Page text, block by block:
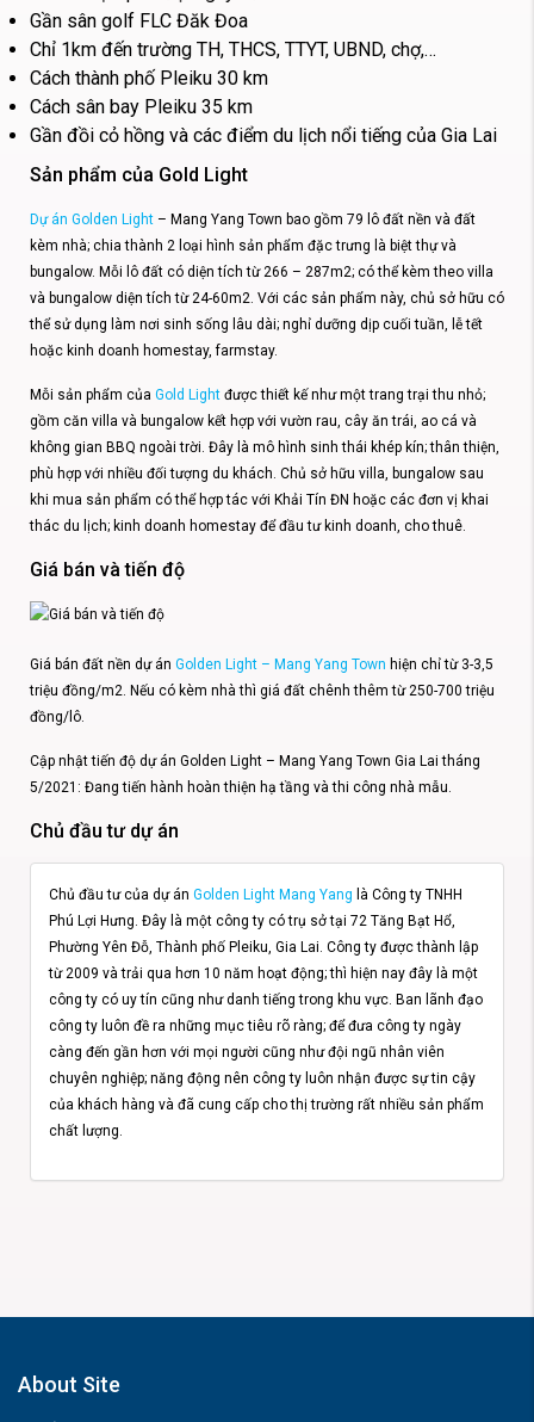
Gần sân golf FLC Đăk Đoa
Chỉ 1km đến trường TH, THCS, TTYT, UBND, chợ,…
Cách thành phố Pleiku 30 km
Cách sân bay Pleiku 35 km
Gần đồi cỏ hồng và các điểm du lịch nổi tiếng của Gia Lai
Sản phẩm của Gold Light
Dự án Golden Light – Mang Yang Town bao gồm 79 lô đất nền và đất
kèm nhà; chia thành 2 loại hình sản phẩm đặc trưng là biệt thự và
bungalow. Mỗi lô đất có diện tích từ 266 – 287m2; có thể kèm theo villa
và bungalow diện tích từ 24-60m2. Với các sản phẩm này, chủ sở hữu có
thể sử dụng làm nơi sinh sống lâu dài; nghỉ dưỡng dịp cuối tuần, lễ tết
hoặc kinh doanh homestay, farmstay.
Mỗi sản phẩm của Gold Light được thiết kế như một trang trại thu nhỏ;
gồm căn villa và bungalow kết hợp với vườn rau, cây ăn trái, ao cá và
không gian BBQ ngoài trời. Đây là mô hình sinh thái khép kín; thân thiện,
phù hợp với nhiều đối tượng du khách. Chủ sở hữu villa, bungalow sau
khi mua sản phẩm có thể hợp tác với Khải Tín ĐN hoặc các đơn vị khai
thác du lịch; kinh doanh homestay để đầu tư kinh doanh, cho thuê.
Giá bán và tiến độ
Giá bán đất nền dự án Golden Light – Mang Yang Town hiện chỉ từ 3-3,5
triệu đồng/m2. Nếu có kèm nhà thì giá đất chênh thêm từ 250-700 triệu
đồng/lô.
Cập nhật tiến độ dự án Golden Light – Mang Yang Town Gia Lai tháng
5/2021: Đang tiến hành hoàn thiện hạ tầng và thi công nhà mẫu.
Chủ đầu tư dự án
Chủ đầu tư của dự án Golden Light Mang Yang là Công ty TNHH
Phú Lợi Hưng. Đây là một công ty có trụ sở tại 72 Tăng Bạt Hổ,
Phường Yên Đỗ, Thành phố Pleiku, Gia Lai. Công ty được thành lập
từ 2009 và trải qua hơn 10 năm hoạt động; thì hiện nay đây là một
công ty có uy tín cũng như danh tiếng trong khu vực. Ban lãnh đạo
công ty luôn đề ra những mục tiêu rõ ràng; để đưa công ty ngày
càng đến gần hơn với mọi người cũng như đội ngũ nhân viên
chuyên nghiệp; năng động nên công ty luôn nhận được sự tin cậy
của khách hàng và đã cung cấp cho thị trường rất nhiều sản phẩm
chất lượng.
About Site